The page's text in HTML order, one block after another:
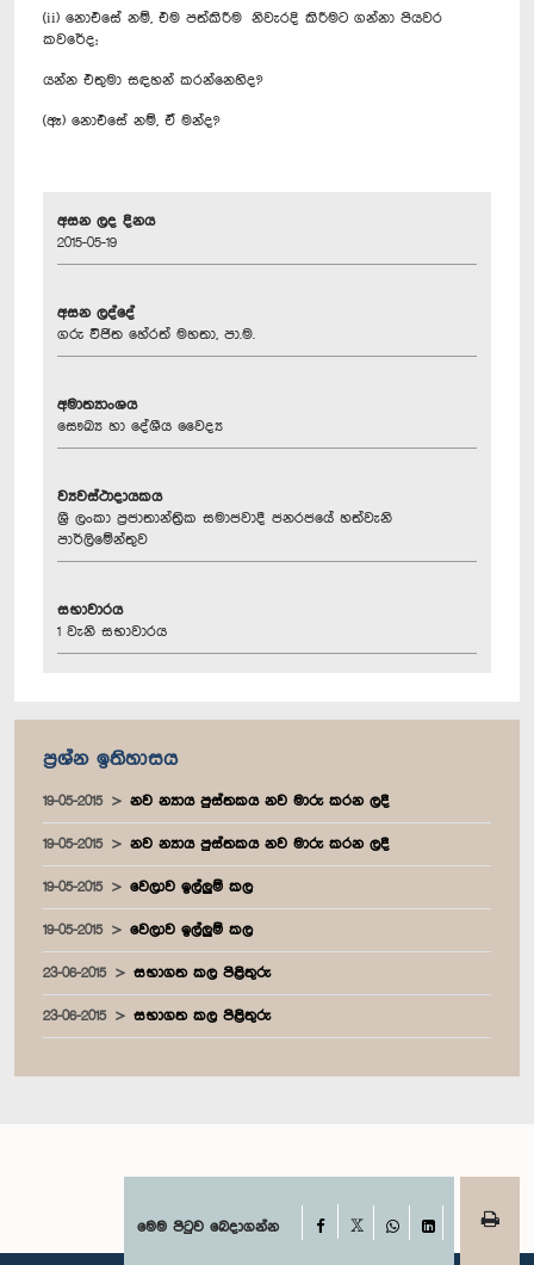
(ii) නොඑසේ නම්, එම පත්කිරීම නිවැරදි කිරීමට ගන්නා පියවර
කවරේද;
යන්න එතුමා සඳහන් කරන්නෙහිද?
(ඈ) නොඑසේ නම්, ඒ මන්ද?
අසන ලද දිනය
2015-05-19
අසන ලද්දේ
ගරු විජිත හේරත් මහතා, පා.ම.
අමාත්‍යාංශය
සෞඛ්‍ය හා දේශීය වෛද්‍ය
ව්‍යවස්ථාදායකය
ශ්‍රී ලංකා ප්‍රජාතාන්ත්‍රික සමාජවාදී ජනරජයේ හත්වැනි
පාර්ලිමේන්තුව
සභාවාරය
1 වැනි සභාවාරය
ප්‍රශ්න ඉතිහාසය
19-05-2015 නව න්‍යාය පුස්තකය නව මාරු කරන ලදී
19-05-2015 නව න්‍යාය පුස්තකය නව මාරු කරන ලදී
19-05-2015 වෙලාව ඉල්ලුම් කල
19-05-2015 වෙලාව ඉල්ලුම් කල
23-06-2015 සභාගත කල පිළිතුරු
23-06-2015 සභාගත කල පිළිතුරු
මෙම පිටුව බෙදාගන්න Facebook
WhatsAppLinkedIn